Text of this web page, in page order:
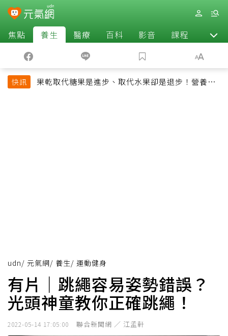
焦點 養生 醫療 百科 影音 課程 退休
快訊
果乾取代糖果是進步、取代水果卻是退步！營養師
udn/ 元氣網/ 養生/ 運動健身
有片｜跳繩容易姿勢錯誤？
光頭神童教你正確跳繩！
2022-05-14 17:05:00 聯合新聞網 ／ 江孟軒